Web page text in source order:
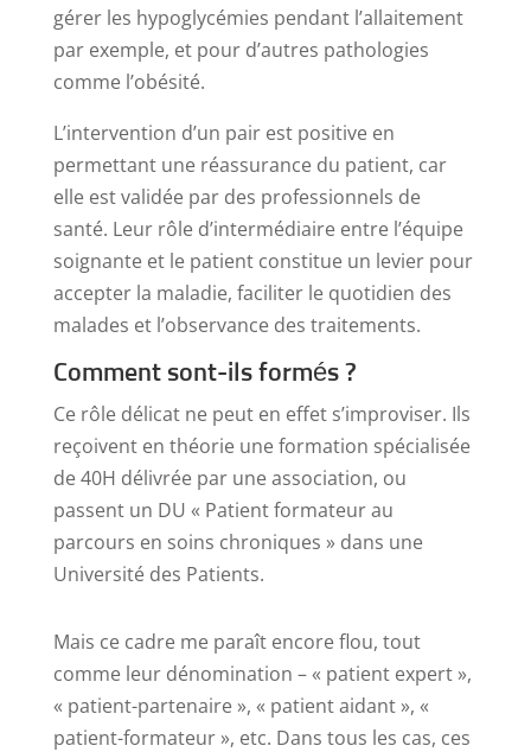
gérer les hypoglycémies pendant l’allaitement
par exemple, et pour d’autres pathologies
comme l’obésité.
L’intervention d’un pair est positive en
permettant une réassurance du patient, car
elle est validée par des professionnels de
santé. Leur rôle d’intermédiaire entre l’équipe
soignante et le patient constitue un levier pour
accepter la maladie, faciliter le quotidien des
malades et l’observance des traitements.
Comment sont-ils formés ?
Ce rôle délicat ne peut en effet s’improviser. Ils
reçoivent en théorie une formation spécialisée
de 40H délivrée par une association, ou
passent un DU « Patient formateur au
parcours en soins chroniques » dans une
Université des Patients.
Mais ce cadre me paraît encore flou, tout
comme leur dénomination – « patient expert »,
« patient-partenaire », « patient aidant », «
patient-formateur », etc. Dans tous les cas, ces